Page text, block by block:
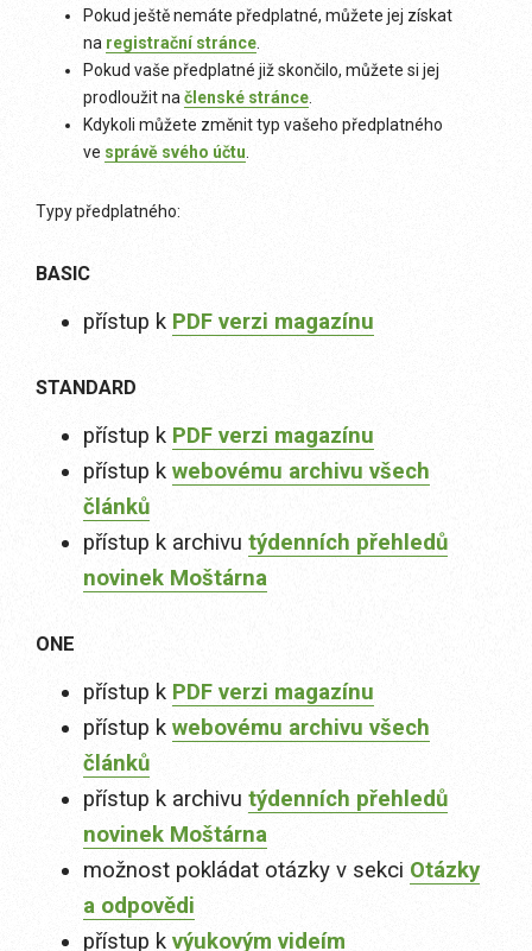
Pokud ještě nemáte předplatné, můžete jej získat
na registrační stránce
Pokud vaše předplatné již skončilo, můžete si jej
prodloužit na členské stránce
Kdykoli můžete změnit typ vašeho předplatného
ve správě svého účtu
Typy předplatného:
BASIC
přístup k PDF verzi magazínu
STANDARD
přístup k PDF verzi magazínu
přístup k webovému archivu všech
článků
přístup k archivu týdenních přehledů
novinek Moštárna
ONE
přístup k PDF verzi magazínu
přístup k webovému archivu všech
článků
přístup k archivu týdenních přehledů
novinek Moštárna
možnost pokládat otázky v sekci Otázky
a odpovědi
přístup k výukovým videím